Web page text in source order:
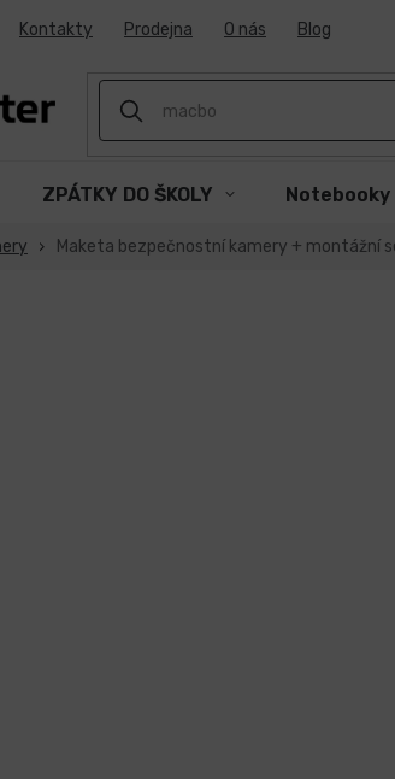
Kontakty Prodejna O nás Blog
ZPÁTKY DO ŠKOLY Notebooky
Maketa bezpečnostní kamery + montážní